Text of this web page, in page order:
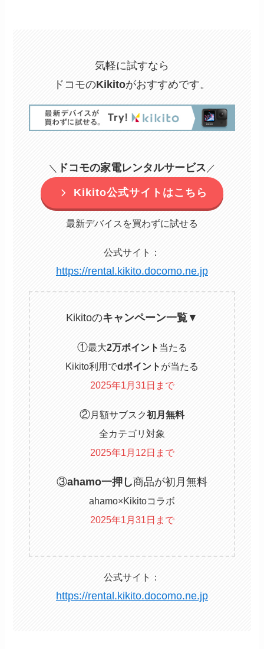
気軽に試すなら
ドコモのKikitoがおすすめです。
＼ ドコモの家電レンタルサービス ／
Kikito公式サイトはこちら
最新デバイスを買わずに試せる
公式サイト：
https://rental.kikito.docomo.ne.jp
Kikitoのキャンペーン一覧▼
①最大2万ポイント 当たる
Kikito利用でdポイント が当たる
2025年1月31日まで
②月額サブスク初月無料
全カテゴリ対象
2025年1月12日まで
③ahamo一押し商品が初月無料
ahamo×Kikitoコラボ
2025年1月31日まで
公式サイト：
https://rental.kikito.docomo.ne.jp